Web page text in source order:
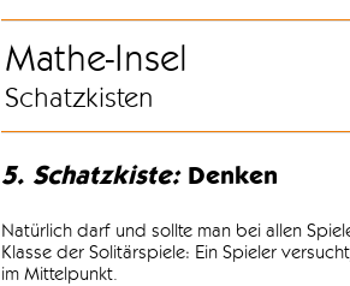
Mathe-Insel
Schatzkisten
5. Schatzkiste:Denken
Natürlich darf und sollte man bei allen
Klasse der Solitärspiele: Ein Spieler
im Mittelpunkt.